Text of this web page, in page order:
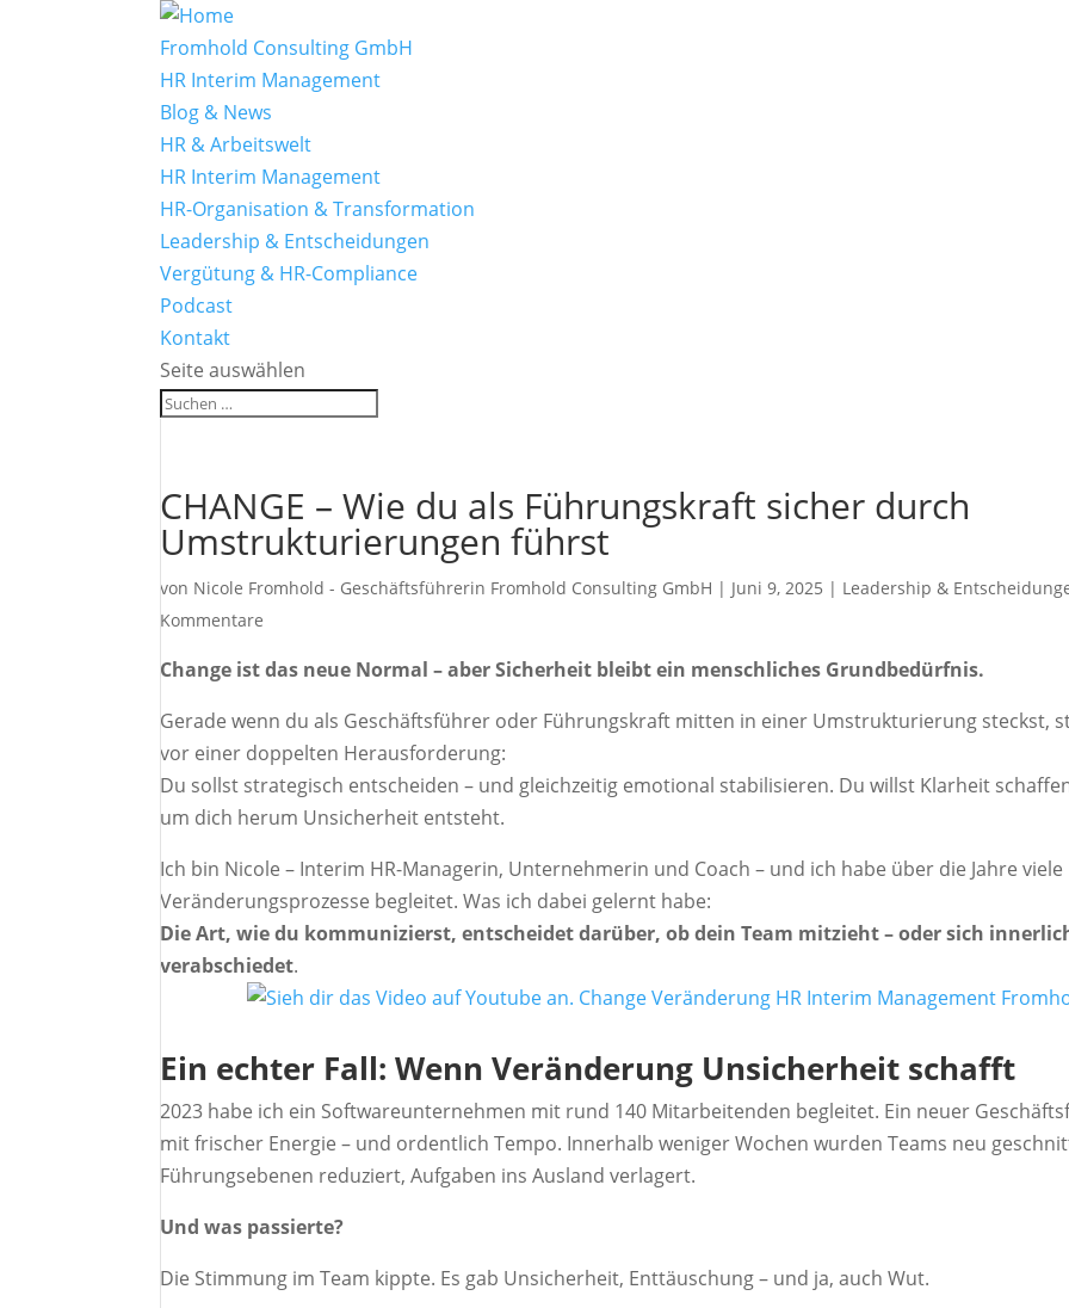
Fromhold Consulting GmbH
HR Interim Management
Blog & News
HR & Arbeitswelt
HR Interim Management
HR-Organisation & Transformation
Leadership & Entscheidungen
Vergütung & HR-Compliance
Podcast
Kontakt
Seite auswählen
CHANGE – Wie du als Führungskraft sicher durch
Umstrukturierungen führst
von Nicole Fromhold - Geschäftsführerin Fromhold Consulting GmbH | Juni 9, 2025 | Leadership &
Kommentare
Change ist das neue Normal – aber Sicherheit bleibt ein menschliches Grundbedürfnis.
Gerade wenn du als Geschäftsführer oder Führungskraft mitten in einer Umstrukturierung steckst,
vor einer doppelten Herausforderung:
Du sollst strategisch entscheiden – und gleichzeitig emotional stabilisieren. Du willst Klarheit
um dich herum Unsicherheit entsteht.
Ich bin Nicole – Interim HR-Managerin, Unternehmerin und Coach – und ich habe über die Jahre viele
Veränderungsprozesse begleitet. Was ich dabei gelernt habe:
Die Art, wie du kommunizierst, entscheidet darüber, ob dein Team mitzieht – oder sich
verabschiedet.
Ein echter Fall: Wenn Veränderung Unsicherheit schafft
2023 habe ich ein Softwareunternehmen mit rund 140 Mitarbeitenden begleitet. Ein neuer
mit frischer Energie – und ordentlich Tempo. Innerhalb weniger Wochen wurden Teams neu
Führungsebenen reduziert, Aufgaben ins Ausland verlagert.
Und was passierte?
Die Stimmung im Team kippte. Es gab Unsicherheit, Enttäuschung – und ja, auch Wut.